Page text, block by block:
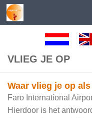
Skip to content
VLIEG JE OP
Waar vlieg je op
Faro International
Hierdoor is het